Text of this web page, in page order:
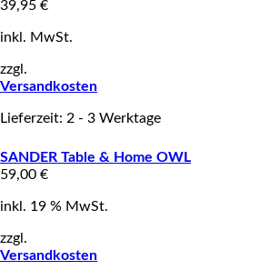
39,95 €
inkl. MwSt.
zzgl.
Versandkosten
Lieferzeit: 2 - 3 Werktage
SANDER Table & Home OWL
59,00 €
inkl. 19 % MwSt.
zzgl.
Versandkosten